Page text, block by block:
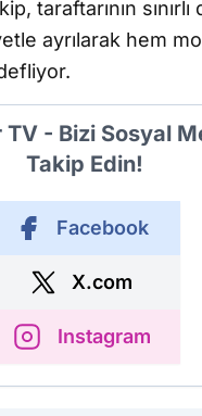
taraftarının
ayrılarak hem
- Bizi Sosyal
Takip Edin!
Facebook
X.com
Instagram